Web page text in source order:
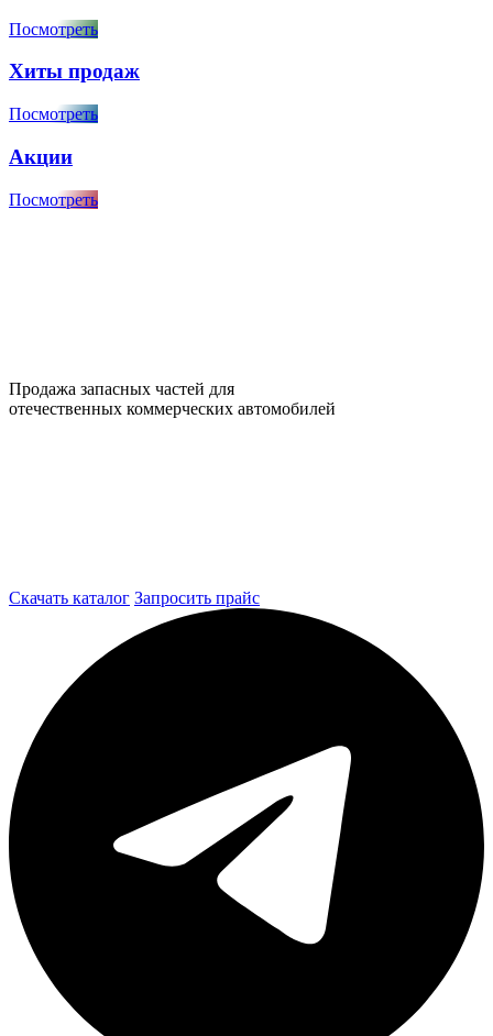
Посмотреть
Хиты продаж
Посмотреть
Акции
Посмотреть
Продажа запасных частей для
отечественных коммерческих автомобилей
Скачать каталог Запросить прайс